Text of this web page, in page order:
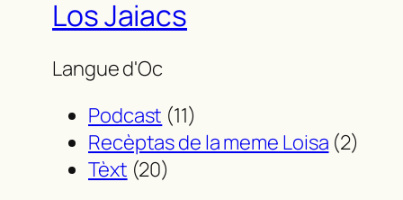
Los Jaiacs
Langue d'Oc
Podcast (11)
Recèptas de la meme Loisa (2)
Tèxt (20)